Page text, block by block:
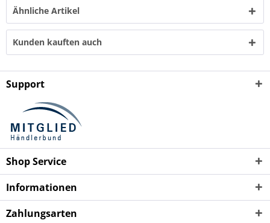
Ähnliche Artikel
Kunden kauften auch
Support
Shop Service
Informationen
Zahlungsarten